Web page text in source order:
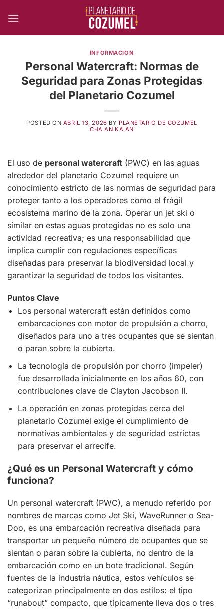
INFORMACION
Personal Watercraft: Normas de
Seguridad para Zonas Protegidas
del Planetario Cozumel
POSTED ON ABRIL 13, 2026 BY PLANETARIO DE COZUMEL
CHA AN KA AN
El uso de personal watercraft (PWC) en las aguas
alrededor del planetario Cozumel requiere un
conocimiento estricto de las normas de seguridad para
proteger tanto a los operadores como el frágil
ecosistema marino de la zona. Operar un jet ski o
similar en estas aguas protegidas no es solo una
actividad recreativa; es una responsabilidad que
implica cumplir con regulaciones específicas
diseñadas para preservar la biodiversidad local y
garantizar la seguridad de todos los visitantes.
Puntos Clave
Los personal watercraft están definidos como
embarcaciones con motor de propulsión a chorro,
diseñados para uno a tres ocupantes que se sientan
o paran sobre la cubierta.
La tecnología de propulsión por chorro (impeler)
fue desarrollada inicialmente en los años 60, con
contribuciones clave de Clayton Jacobson II.
La operación en zonas protegidas cerca del
planetario Cozumel exige el cumplimiento de
normativas ambientales y de seguridad estrictas
para preservar el arrecife.
¿Qué es un Personal Watercraft y cómo
funciona?
Un personal watercraft (PWC), a menudo referido por
nombres de marcas como Jet Ski, WaveRunner o Sea-
Doo, es una embarcación recreativa diseñada para
transportar un pequeño número de ocupantes que se
sientan o paran sobre la cubierta, no dentro de la
embarcación como en un bote tradicional. Según
fuentes de la industria náutica, estos vehículos se
categorizan principalmente en dos estilos: el tipo
“runabout” compacto, que típicamente lleva dos o tres